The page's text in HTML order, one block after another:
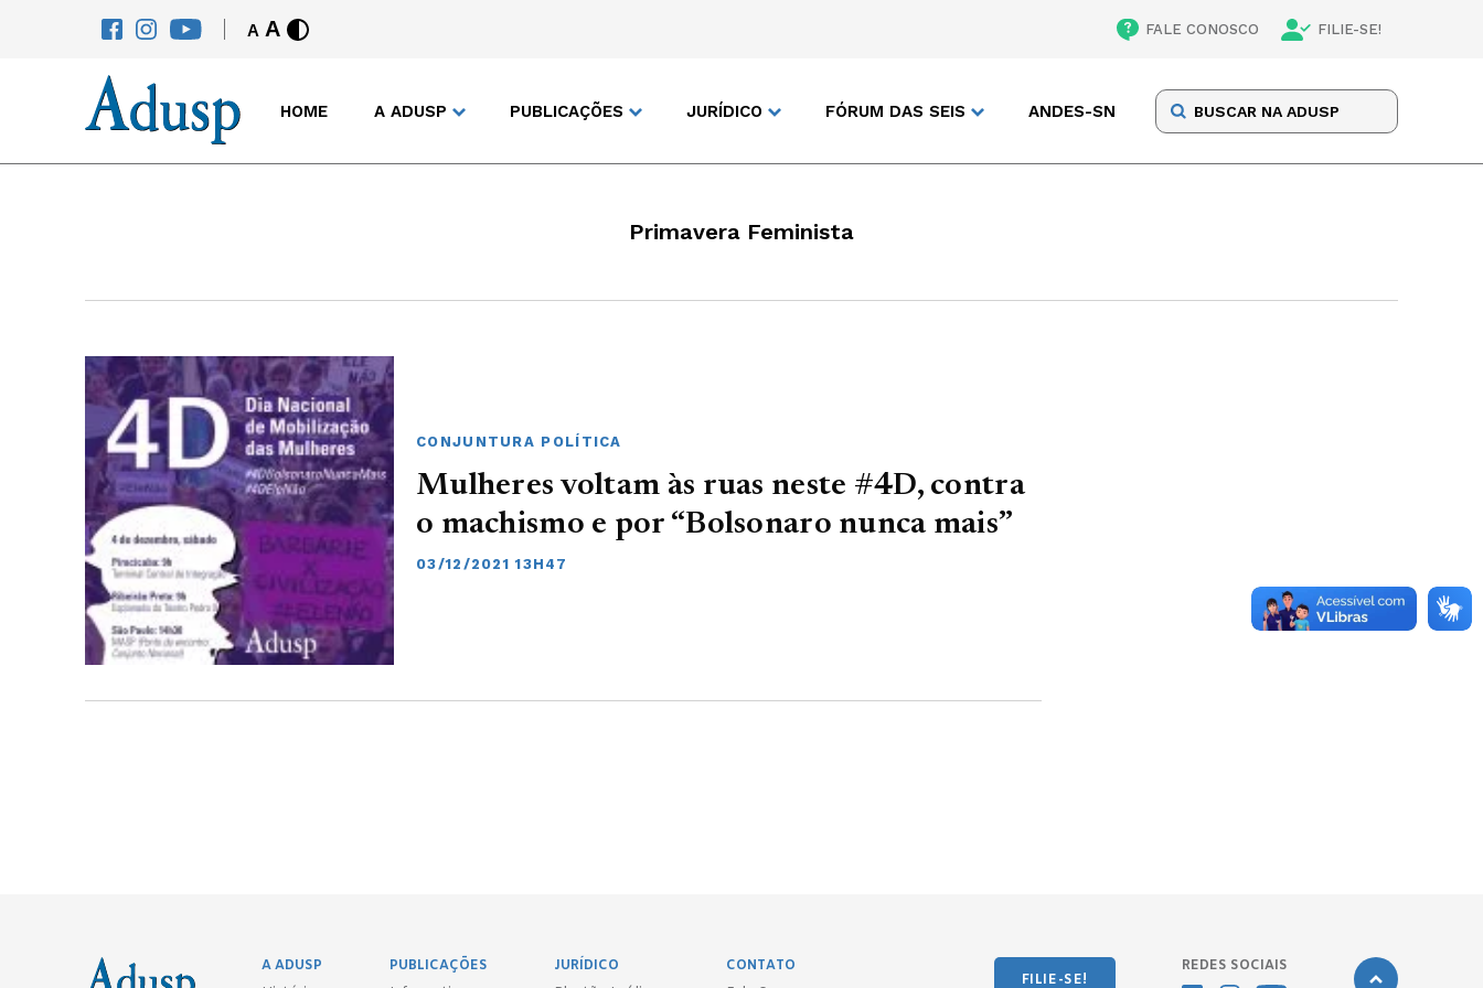
A A FALE CONOSCO FILIE-SE!
HOME A ADUSP PUBLICAÇÕES JURÍDICO FÓRUM DAS SEIS ANDES-SN
Primavera Feminista
CONJUNTURA POLÍTICA
Mulheres voltam às ruas neste #4D, contra
o machismo e por “Bolsonaro nunca mais”
03/12/2021 13H47
A ADUSP
PUBLICAÇÕES
JURÍDICO
CONTATO
FILIE-SE!
REDES SOCIAIS